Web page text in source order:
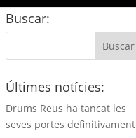
Buscar:
Últimes notícies:
Drums Reus ha tancat les
seves portes definitivament